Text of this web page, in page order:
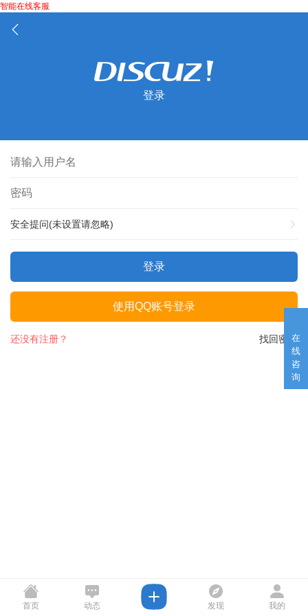
智能在线客服
在
线
咨
询
登录
安全提问(未设置请忽略)
登录
使用QQ账号登录
找回密码
还没有注册？
首页 动态 发现 我的